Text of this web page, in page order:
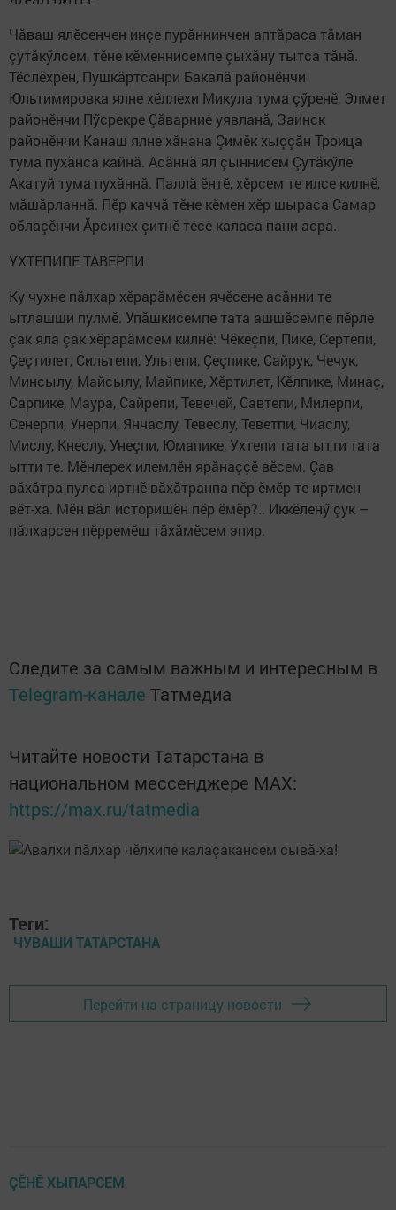
Чăваш ялӗсенчен инçе пурăннинчен аптăраса тăман
çутăкӳлсем, тӗне кӗменнисемпе çыхăну тытса тăнă.
Тӗслӗхрен, Пушкăртсанри Бакалă районӗнчи
Юльтимировка ялне хӗллехи Микула тума çӳренӗ, Элмет
районӗнчи Пӳсрекре Çăварние уявланă, Заинск
районӗнчи Канаш ялне хăнана Çимӗк хыççăн Троица
тума пухăнса кайнă. Асăннă ял çыннисем Çутăкӳле
Акатуй тума пухăннă. Паллă ӗнтӗ, хӗрсем те илсе килнӗ,
мăшăрланнă. Пӗр каччă тӗне кӗмен хӗр шыраса Самар
облаçӗнчи Ăрсинех çитнӗ тесе каласа пани асра.
УХТЕПИПЕ ТАВЕРПИ
Ку чухне пăлхар хӗрарăмӗсен ячӗсене асăнни те
ытлашши пулмӗ. Упăшкисемпе тата ашшӗсемпе пӗрле
çак яла çак хӗрарăмсем килнӗ: Чӗкеçпи, Пике, Сертепи,
Çеçтилет, Сильтепи, Ультепи, Çеçпике, Сайрук, Чечук,
Минсылу, Майсылу, Майпике, Хӗртилет, Кӗлпике, Минаç,
Сарпике, Маура, Сайрепи, Тевечей, Савтепи, Милерпи,
Сенерпи, Унерпи, Янчаслу, Тевеслу, Теветпи, Чиаслу,
Мислу, Кнеслу, Унеçпи, Юмапике, Ухтепи тата ытти тата
ытти те. Мӗнлерех илемлӗн ярăнаççӗ вӗсем. Çав
вăхăтра пулса иртнӗ вăхăтранпа пӗр ӗмӗр те иртмен
вӗт-ха. Мӗн вăл историшӗн пӗр ӗмӗр?.. Иккӗленӳ çук –
пăлхарсен пӗрремӗш тăхăмӗсем эпир.
Следите за самым важным и интересным в
Telegram-канале Татмедиа
Читайте новости Татарстана в
национальном мессенджере MАХ:
https://max.ru/tatmedia
Теги:
ЧУВАШИ ТАТАРСТАНА
Перейти на страницу новости
ÇӖНӖ ХЫПАРСЕМ